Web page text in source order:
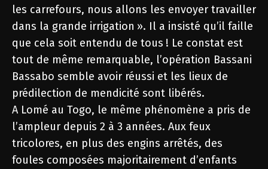
les carrefours, nous allons les envoyer travailler
dans la grande irrigation ». Il a insisté qu’il faille
que cela soit entendu de tous ! Le constat est
tout de même remarquable, l’opération Bassani
Bassabo semble avoir réussi et les lieux de
prédilection de mendicité sont libérés.
A Lomé au Togo, le même phénomène a pris de
l’ampleur depuis 2 à 3 années. Aux feux
tricolores, en plus des engins arrêtés, des
foules composées majoritairement d’enfants